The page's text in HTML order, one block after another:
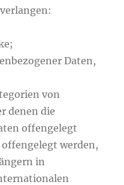
Daten,
von
denen die
offengelegt
werden,
in